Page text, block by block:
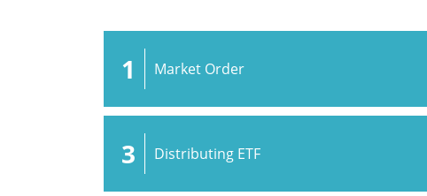
1 Market Order
3 Distributing ETF